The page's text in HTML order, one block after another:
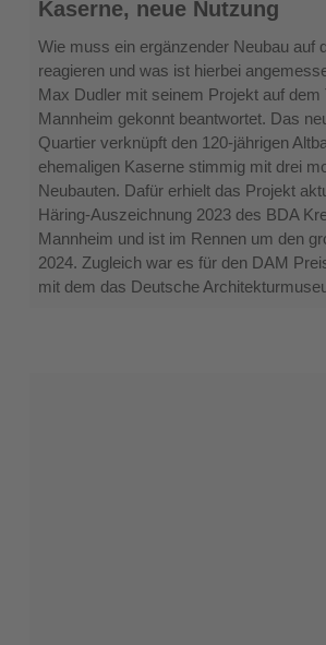
in
Mannheim:
Kaserne,
neue
Kaserne, neue Nutzung
Wie muss ein ergänzender Neubau auf
reagieren und was ist hierbei
Max Dudler mit seinem Projekt auf dem
Mannheim gekonnt beantwortet. Das
Quartier verknüpft den 120-jährigen
ehemaligen Kaserne stimmig mit drei
Neubauten. Dafür erhielt das Projekt
Häring-Auszeichnung 2023 des BDA
Mannheim und ist im Rennen um den
2024. Zugleich war es für den DAM
mit dem das Deutsche